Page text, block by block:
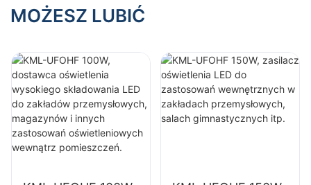
zakładach
salach
gimnastycznych
itp.
wystawowych,
salach
gimnastycznych
itp.
MOŻESZ LUBIĆ